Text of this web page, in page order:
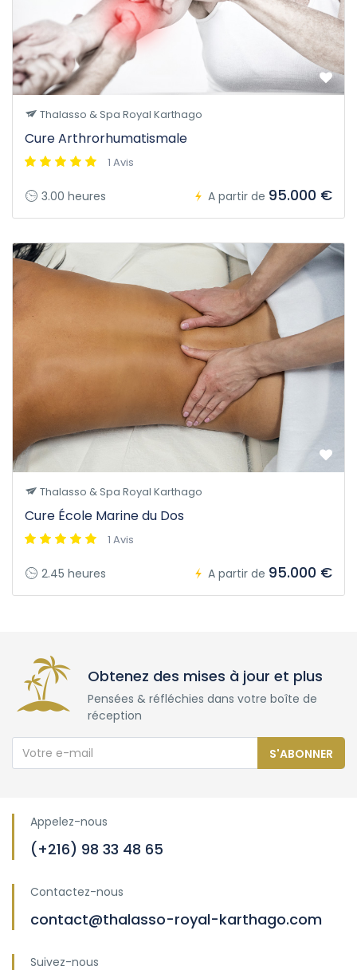
Thalasso & Spa Royal Karthago
Cure Arthrorhumatismale
1 Avis
3.00 heures A partir de 95.000 €
Thalasso & Spa Royal Karthago
Cure École Marine du Dos
1 Avis
2.45 heures A partir de 95.000 €
Obtenez des mises à jour et plus
Pensées & réfléchies dans votre boîte de
réception
S'ABONNER
Appelez-nous
(+216) 98 33 48 65
Contactez-nous
contact@thalasso-royal-karthago.com
Suivez-nous